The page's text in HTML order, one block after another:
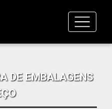
DE EMBALAGENS